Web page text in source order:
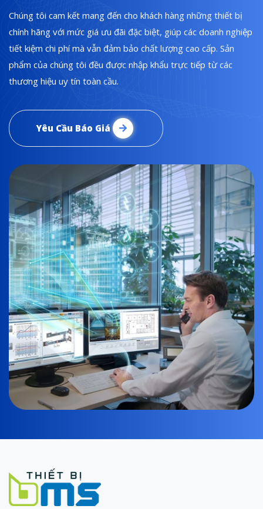
Chúng tôi cam kết mang đến cho khách hàng những thiết bị
chính hãng với mức giá ưu đãi đặc biệt, giúp các doanh nghiệp
tiết kiệm chi phí mà vẫn đảm bảo chất lượng cao cấp. Sản
phẩm của chúng tôi đều được nhập khẩu trực tiếp từ các
thương hiệu uy tín toàn cầu.
Yêu Cầu Báo Giá